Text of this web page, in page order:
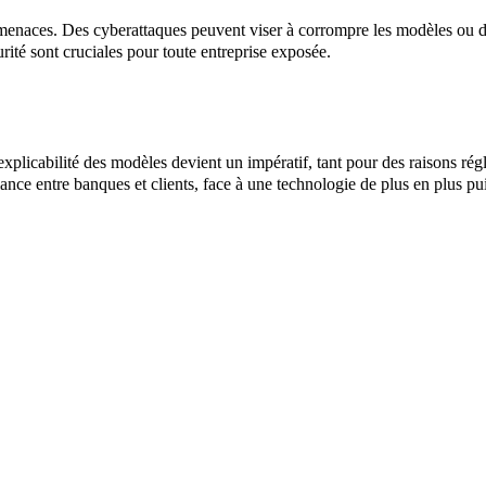
Des cyberattaques peuvent viser à corrompre les modèles ou
sont cruciales pour toute entreprise exposée.
des modèles devient un impératif, tant pour des raisons
entre banques et clients, face à une technologie de plus en plus